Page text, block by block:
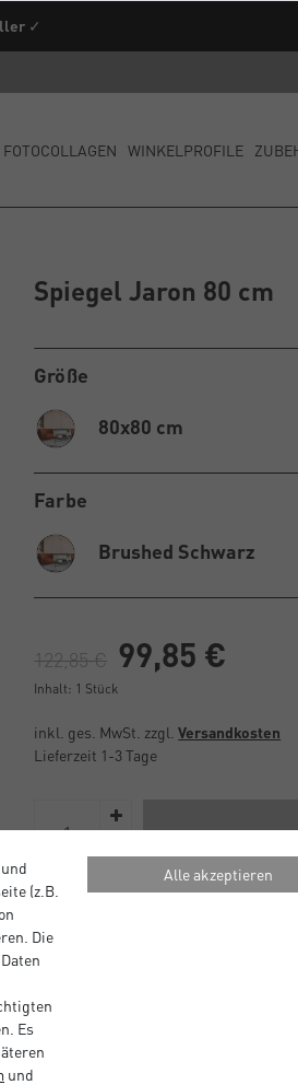
✓
FOTOCOLLAGEN WINKELPROFILE
Spiegel Jaron 80 cm
Größe
80x80 cm
Farbe
Brushed Schwarz
122,85 € 99,85 €
Inhalt: 1 Stück
inkl. ges. MwSt. zzgl.Versandkosten
Lieferzeit 1-3 Tage
Schlanker Aluminiumrahmen: 10
Zwei Designvarianten: In
Großzügiges Format: 80 cm
Großzügiges Format: 80 cm
Sichere Lieferung: Geschützt
(z.B.
Die
Es
und
Alle akzeptieren